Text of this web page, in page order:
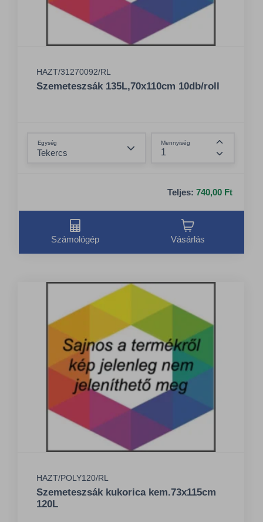
HAZT/31270092/RL
Szemeteszsák 135L,70x110cm 10db/roll
Egység Mennyiség
Összeg
Teljes: 740,00 Ft
Számológép Vásárlás
HAZT/POLY120/RL
Szemeteszsák kukorica kem.73x115cm
120L